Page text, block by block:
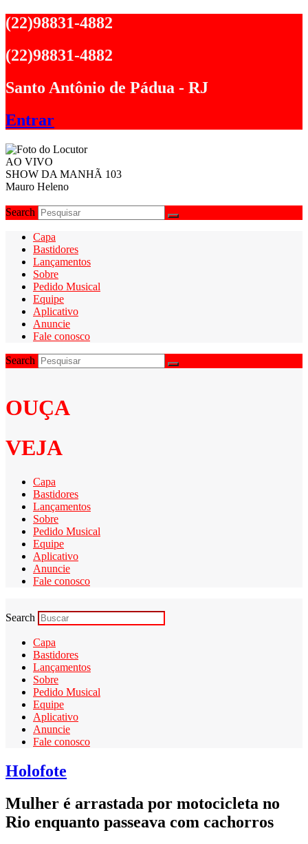
Ir
para
conteúdo
(22)98831-4882
(22)98831-4882
Santo Antônio de Pádua - RJ
Entrar
AO VIVO
SHOW DA MANHÃ 103
Mauro Heleno
Search
Capa
Bastidores
Lançamentos
Sobre
Pedido Musical
Equipe
Aplicativo
Anuncie
Fale conosco
Search
OUÇA
VEJA
Capa
Bastidores
Lançamentos
Sobre
Pedido Musical
Equipe
Aplicativo
Anuncie
Fale conosco
Search
Capa
Bastidores
Lançamentos
Sobre
Pedido Musical
Equipe
Aplicativo
Anuncie
Fale conosco
Holofote
Mulher é arrastada por motocicleta no
Rio enquanto passeava com cachorros